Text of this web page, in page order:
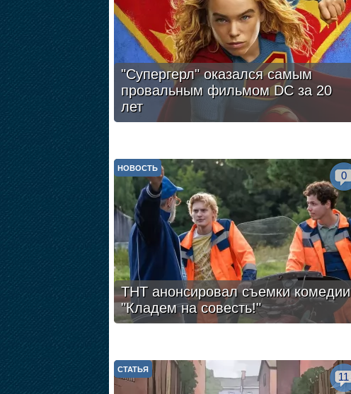
"Супергерл" оказался самым
провальным фильмом DC за 20
лет
ТНТ анонсировал съемки комедии
"Кладем на совесть!"
НОВОСТЬ
0
СТАТЬЯ
11